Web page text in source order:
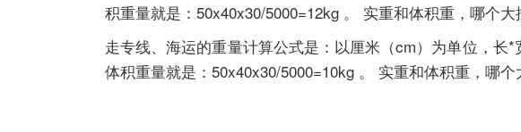
积重量就是：50x40x30/5000=12kg 。 实重和体积重，哪个大
走专线、海运的重量计算公式是：以厘米（cm）为单位，
体积重量就是：50x40x30/5000=10kg 。 实重和体积重，哪个